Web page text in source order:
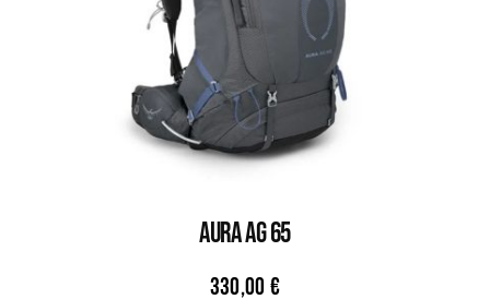
AURA AG 65
330,00 €